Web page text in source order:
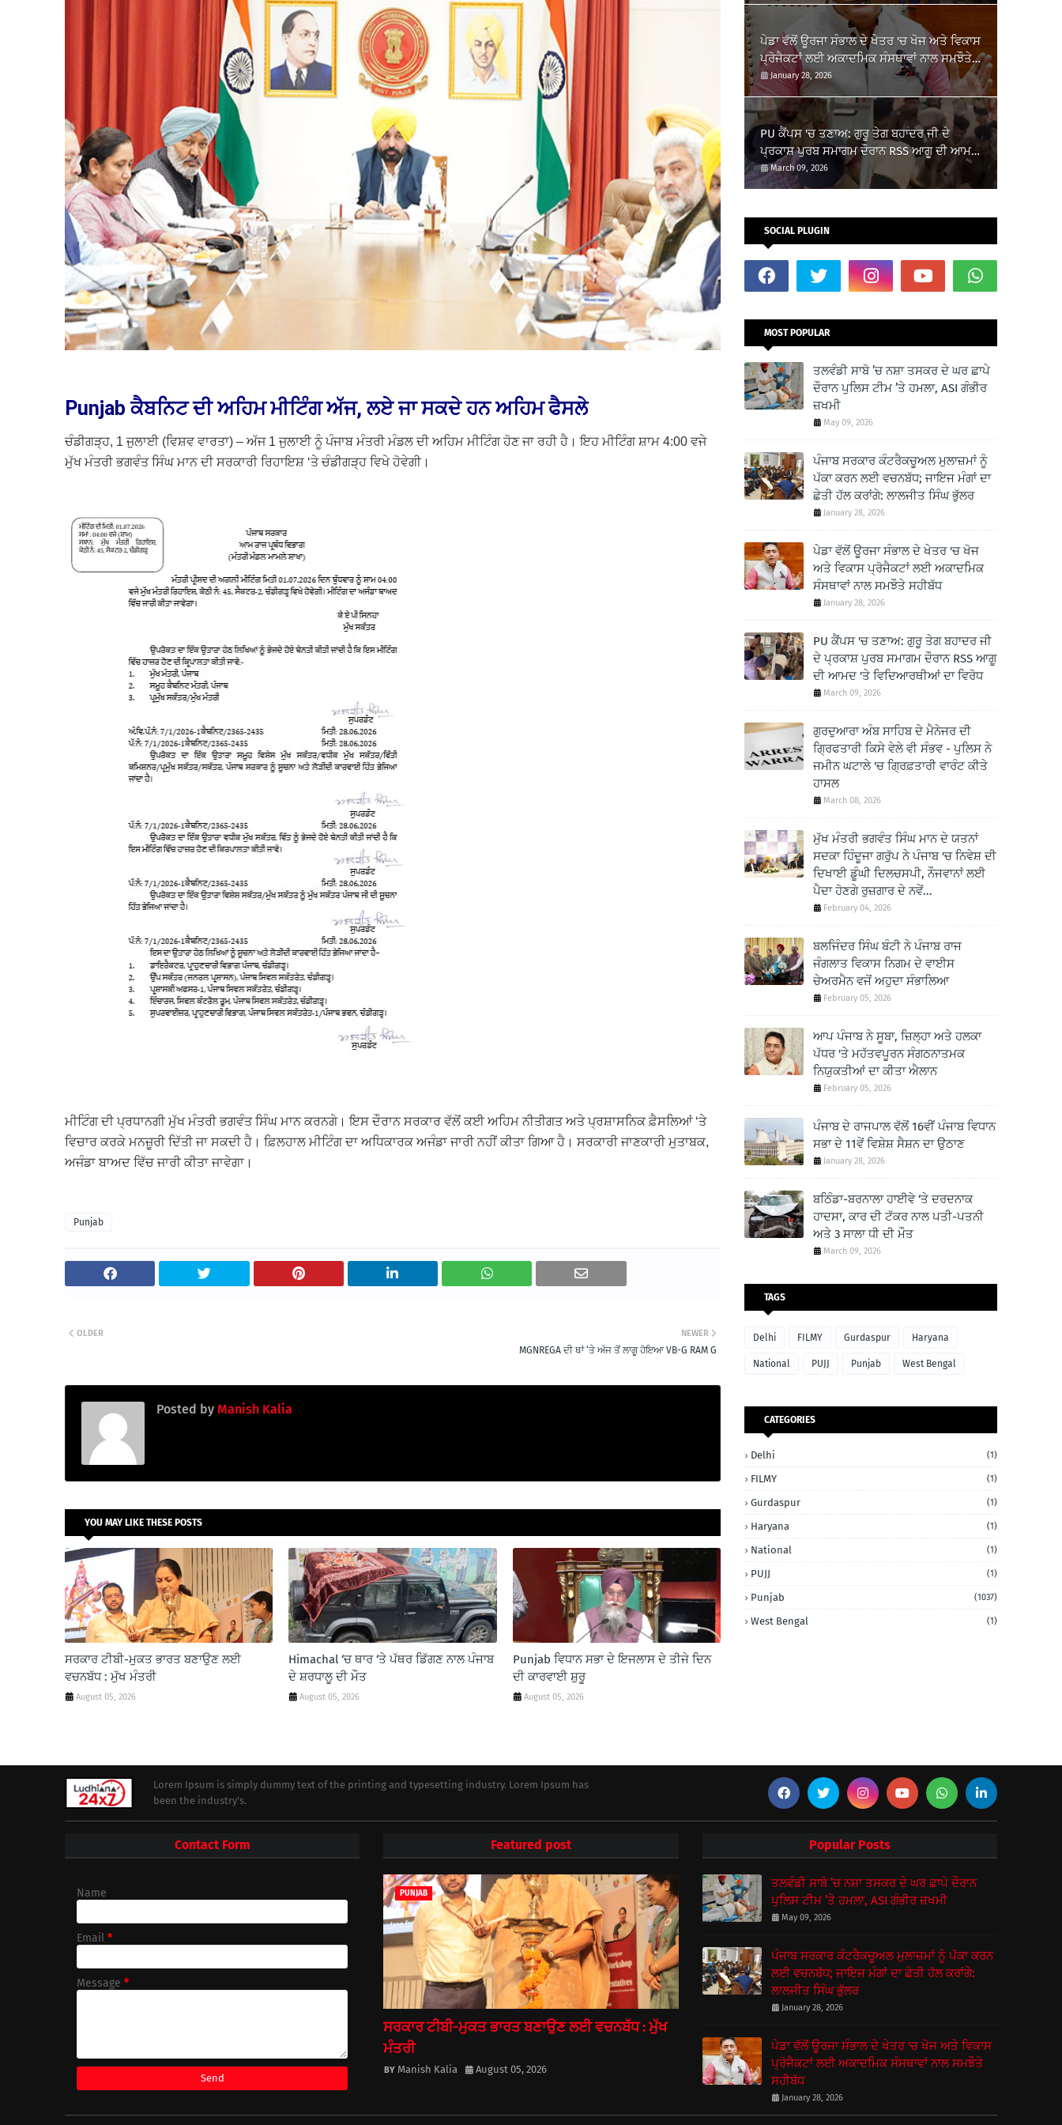
Punjab ਕੈਬਨਿਟ ਦੀ ਅਹਿਮ ਮੀਟਿੰਗ ਅੱਜ, ਲਏ ਜਾ ਸਕਦੇ ਹਨ ਅਹਿਮ ਫੈਸਲੇ
ਚੰਡੀਗੜ੍ਹ, 1 ਜੁਲਾਈ (ਵਿਸ਼ਵ ਵਾਰਤਾ) – ਅੱਜ 1 ਜੁਲਾਈ ਨੂੰ ਪੰਜਾਬ ਮੰਤਰੀ ਮੰਡਲ ਦੀ ਅਹਿਮ ਮੀਟਿੰਗ ਹੋਣ ਜਾ ਰਹੀ ਹੈ। ਇਹ ਮੀਟਿੰਗ ਸ਼ਾਮ 4:00 ਵਜੇ
ਮੁੱਖ ਮੰਤਰੀ ਭਗਵੰਤ ਸਿੰਘ ਮਾਨ ਦੀ ਸਰਕਾਰੀ ਰਿਹਾਇਸ਼ ‘ਤੇ ਚੰਡੀਗੜ੍ਹ ਵਿਖੇ ਹੋਵੇਗੀ।
ਮੀਟਿੰਗ ਦੀ ਪ੍ਰਧਾਨਗੀ ਮੁੱਖ ਮੰਤਰੀ ਭਗਵੰਤ ਸਿੰਘ ਮਾਨ ਕਰਨਗੇ। ਇਸ ਦੌਰਾਨ ਸਰਕਾਰ ਵੱਲੋਂ ਕਈ ਅਹਿਮ ਨੀਤੀਗਤ ਅਤੇ ਪ੍ਰਸ਼ਾਸਨਿਕ ਫ਼ੈਸਲਿਆਂ ‘ਤੇ
ਵਿਚਾਰ ਕਰਕੇ ਮਨਜ਼ੂਰੀ ਦਿੱਤੀ ਜਾ ਸਕਦੀ ਹੈ। ਫ਼ਿਲਹਾਲ ਮੀਟਿੰਗ ਦਾ ਅਧਿਕਾਰਕ ਅਜੰਡਾ ਜਾਰੀ ਨਹੀਂ ਕੀਤਾ ਗਿਆ ਹੈ। ਸਰਕਾਰੀ ਜਾਣਕਾਰੀ ਮੁਤਾਬਕ,
ਅਜੰਡਾ ਬਾਅਦ ਵਿੱਚ ਜਾਰੀ ਕੀਤਾ ਜਾਵੇਗਾ।
Punjab
NEWER
MGNREGA ਦੀ ਥਾਂ ‘ਤੇ ਅੱਜ ਤੋਂ ਲਾਗੂ ਹੋਇਆ VB-G RAM G
OLDER
Posted by Manish Kalia
YOU MAY LIKE THESE POSTS
ਸਰਕਾਰ ਟੀਬੀ-ਮੁਕਤ ਭਾਰਤ ਬਣਾਉਣ ਲਈ
ਵਚਨਬੱਧ : ਮੁੱਖ ਮੰਤਰੀ
August 05, 2026
Himachal ‘ਚ ਥਾਰ ‘ਤੇ ਪੱਥਰ ਡਿੱਗਣ ਨਾਲ ਪੰਜਾਬ
ਦੇ ਸ਼ਰਧਾਲੂ ਦੀ ਮੌਤ
August 05, 2026
Punjab ਵਿਧਾਨ ਸਭਾ ਦੇ ਇਜਲਾਸ ਦੇ ਤੀਜੇ ਦਿਨ
ਦੀ ਕਾਰਵਾਈ ਸ਼ੁਰੂ
August 05, 2026
ਪੇਡਾ ਵੱਲੋਂ ਊਰਜਾ ਸੰਭਾਲ ਦੇ ਖੇਤਰ 'ਚ ਖੋਜ ਅਤੇ ਵਿਕਾਸ
ਪ੍ਰੋਜੈਕਟਾਂ ਲਈ ਅਕਾਦਮਿਕ ਸੰਸਥਾਵਾਂ ਨਾਲ ਸਮਝੌਤੇ
ਸਹੀਬੱਧ
January 28, 2026
PU ਕੈਂਪਸ 'ਚ ਤਣਾਅ: ਗੁਰੂ ਤੇਗ ਬਹਾਦਰ ਜੀ ਦੇ
ਪ੍ਰਕਾਸ਼ ਪੁਰਬ ਸਮਾਗਮ ਦੌਰਾਨ RSS ਆਗੂ ਦੀ ਆਮਦ
'ਤੇ ਵਿਦਿਆਰਥੀਆਂ ਦਾ ਵਿਰੋਧ
March 09, 2026
SOCIAL PLUGIN
MOST POPULAR
ਤਲਵੰਡੀ ਸਾਬੋ ’ਚ ਨਸ਼ਾ ਤਸਕਰ ਦੇ ਘਰ ਛਾਪੇ
ਦੌਰਾਨ ਪੁਲਿਸ ਟੀਮ ’ਤੇ ਹਮਲਾ, ASI ਗੰਭੀਰ
ਜ਼ਖਮੀ
May 09, 2026
ਪੰਜਾਬ ਸਰਕਾਰ ਕੰਟਰੈਕਚੂਅਲ ਮੁਲਾਜ਼ਮਾਂ ਨੂੰ
ਪੱਕਾ ਕਰਨ ਲਈ ਵਚਨਬੱਧ; ਜਾਇਜ ਮੰਗਾਂ ਦਾ
ਛੇਤੀ ਹੱਲ ਕਰਾਂਗੇ: ਲਾਲਜੀਤ ਸਿੰਘ ਭੁੱਲਰ
January 28, 2026
ਪੇਡਾ ਵੱਲੋਂ ਊਰਜਾ ਸੰਭਾਲ ਦੇ ਖੇਤਰ 'ਚ ਖੋਜ
ਅਤੇ ਵਿਕਾਸ ਪ੍ਰੋਜੈਕਟਾਂ ਲਈ ਅਕਾਦਮਿਕ
ਸੰਸਥਾਵਾਂ ਨਾਲ ਸਮਝੌਤੇ ਸਹੀਬੱਧ
January 28, 2026
PU ਕੈਂਪਸ 'ਚ ਤਣਾਅ: ਗੁਰੂ ਤੇਗ ਬਹਾਦਰ ਜੀ
ਦੇ ਪ੍ਰਕਾਸ਼ ਪੁਰਬ ਸਮਾਗਮ ਦੌਰਾਨ RSS ਆਗੂ
ਦੀ ਆਮਦ 'ਤੇ ਵਿਦਿਆਰਥੀਆਂ ਦਾ ਵਿਰੋਧ
March 09, 2026
ਗੁਰਦੁਆਰਾ ਅੰਬ ਸਾਹਿਬ ਦੇ ਮੈਨੇਜਰ ਦੀ
ਗ੍ਰਿਫਤਾਰੀ ਕਿਸੇ ਵੇਲੇ ਵੀ ਸੰਭਵ - ਪੁਲਿਸ ਨੇ
ਜਮੀਨ ਘਟਾਲੇ 'ਚ ਗ੍ਰਿਫ਼ਤਾਰੀ ਵਾਰੰਟ ਕੀਤੇ
ਹਾਸਲ
March 08, 2026
ਮੁੱਖ ਮੰਤਰੀ ਭਗਵੰਤ ਸਿੰਘ ਮਾਨ ਦੇ ਯਤਨਾਂ
ਸਦਕਾ ਹਿੰਦੂਜਾ ਗਰੁੱਪ ਨੇ ਪੰਜਾਬ 'ਚ ਨਿਵੇਸ਼ ਦੀ
ਦਿਖਾਈ ਡੂੰਘੀ ਦਿਲਚਸਪੀ, ਨੌਜਵਾਨਾਂ ਲਈ
ਪੈਦਾ ਹੋਣਗੇ ਰੁਜ਼ਗਾਰ ਦੇ ਨਵੇਂ...
February 04, 2026
ਬਲਜਿੰਦਰ ਸਿੰਘ ਬੰਟੀ ਨੇ ਪੰਜਾਬ ਰਾਜ
ਜੰਗਲਾਤ ਵਿਕਾਸ ਨਿਗਮ ਦੇ ਵਾਈਸ
ਚੇਅਰਮੈਨ ਵਜੋਂ ਅਹੁਦਾ ਸੰਭਾਲਿਆ
February 05, 2026
ਆਪ ਪੰਜਾਬ ਨੇ ਸੂਬਾ, ਜ਼ਿਲ੍ਹਾ ਅਤੇ ਹਲਕਾ
ਪੱਧਰ 'ਤੇ ਮਹੱਤਵਪੂਰਨ ਸੰਗਠਨਾਤਮਕ
ਨਿਯੁਕਤੀਆਂ ਦਾ ਕੀਤਾ ਐਲਾਨ
February 05, 2026
ਪੰਜਾਬ ਦੇ ਰਾਜਪਾਲ ਵੱਲੋਂ 16ਵੀਂ ਪੰਜਾਬ ਵਿਧਾਨ
ਸਭਾ ਦੇ 11ਵੇਂ ਵਿਸ਼ੇਸ਼ ਸੈਸ਼ਨ ਦਾ ਉਠਾਣ
January 28, 2026
ਬਠਿੰਡਾ-ਬਰਨਾਲਾ ਹਾਈਵੇ ‘ਤੇ ਦਰਦਨਾਕ
ਹਾਦਸਾ, ਕਾਰ ਦੀ ਟੱਕਰ ਨਾਲ ਪਤੀ-ਪਤਨੀ
ਅਤੇ 3 ਸਾਲਾ ਧੀ ਦੀ ਮੌਤ
March 09, 2026
TAGS
Delhi FILMY Gurdaspur Haryana
National PUJJ Punjab West Bengal
CATEGORIES
Delhi (1)
FILMY (1)
Gurdaspur (1)
Haryana (1)
National (1)
PUJJ (1)
Punjab (1037)
West Bengal (1)
Lorem Ipsum is simply dummy text of the printing and typesetting industry. Lorem Ipsum has
been the industry's.
Contact Form
Name
Email *
Message *
Featured post
PUNJAB
ਸਰਕਾਰ ਟੀਬੀ-ਮੁਕਤ ਭਾਰਤ ਬਣਾਉਣ ਲਈ ਵਚਨਬੱਧ : ਮੁੱਖ
ਮੰਤਰੀ
Manish Kalia August 05, 2026
Popular Posts
ਤਲਵੰਡੀ ਸਾਬੋ ’ਚ ਨਸ਼ਾ ਤਸਕਰ ਦੇ ਘਰ ਛਾਪੇ ਦੌਰਾਨ
ਪੁਲਿਸ ਟੀਮ ’ਤੇ ਹਮਲਾ, ASI ਗੰਭੀਰ ਜ਼ਖਮੀ
May 09, 2026
ਪੰਜਾਬ ਸਰਕਾਰ ਕੰਟਰੈਕਚੂਅਲ ਮੁਲਾਜ਼ਮਾਂ ਨੂੰ ਪੱਕਾ ਕਰਨ
ਲਈ ਵਚਨਬੱਧ; ਜਾਇਜ ਮੰਗਾਂ ਦਾ ਛੇਤੀ ਹੱਲ ਕਰਾਂਗੇ:
ਲਾਲਜੀਤ ਸਿੰਘ ਭੁੱਲਰ
January 28, 2026
ਪੇਡਾ ਵੱਲੋਂ ਊਰਜਾ ਸੰਭਾਲ ਦੇ ਖੇਤਰ 'ਚ ਖੋਜ ਅਤੇ ਵਿਕਾਸ
ਪ੍ਰੋਜੈਕਟਾਂ ਲਈ ਅਕਾਦਮਿਕ ਸੰਸਥਾਵਾਂ ਨਾਲ ਸਮਝੌਤੇ
ਸਹੀਬੱਧ
January 28, 2026